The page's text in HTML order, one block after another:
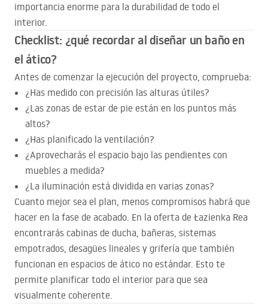
importancia enorme para la durabilidad de todo el
interior.
Checklist: ¿qué recordar al diseñar un baño en
el ático?
Antes de comenzar la ejecución del proyecto, comprueba:
¿Has medido con precisión las alturas útiles?
¿Las zonas de estar de pie están en los puntos más
altos?
¿Has planificado la ventilación?
¿Aprovecharás el espacio bajo las pendientes con
muebles a medida?
¿La iluminación está dividida en varias zonas?
Cuanto mejor sea el plan, menos compromisos habrá que
hacer en la fase de acabado. En la oferta de Łazienka Rea
encontrarás cabinas de ducha, bañeras, sistemas
empotrados, desagües lineales y grifería que también
funcionan en espacios de ático no estándar. Esto te
permite planificar todo el interior para que sea
visualmente coherente.